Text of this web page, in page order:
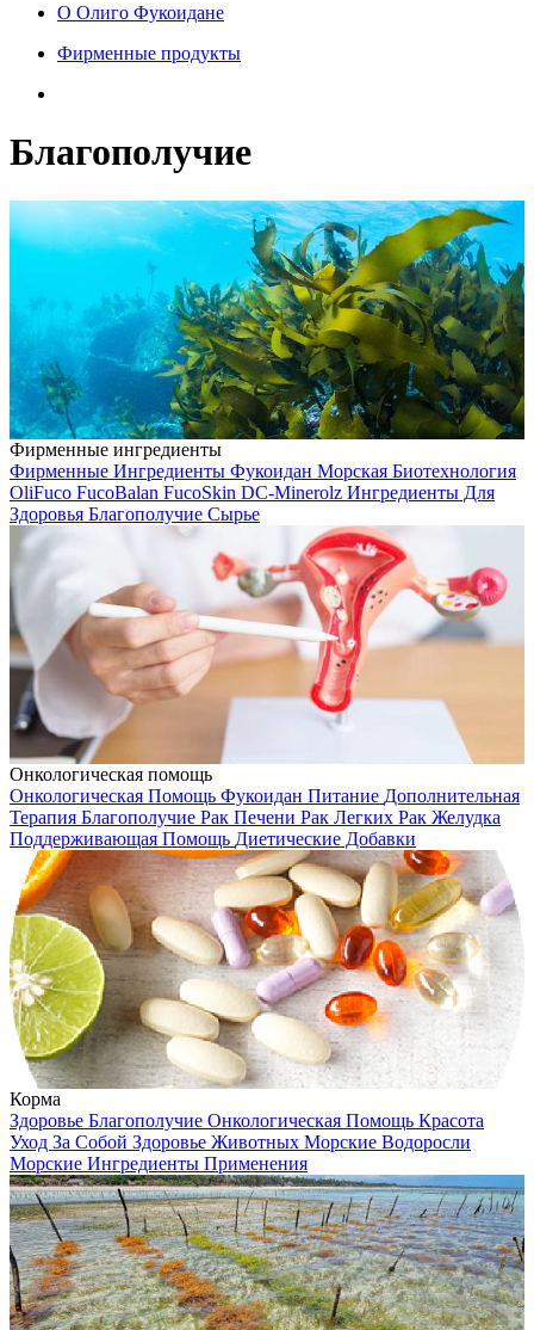
О Олиго Фукоидане
Фирменные продукты
Благополучие
Фирменные ингредиенты
Фирменные Ингредиенты Фукоидан Морская Биотехнология
OliFuco FucoBalan FucoSkin DC-Minerolz Ингредиенты Для
Здоровья Благополучие Сырье
Онкологическая помощь
Онкологическая Помощь Фукоидан Питание Дополнительная
Терапия Благополучие Рак Печени Рак Легких Рак Желудка
Поддерживающая Помощь Диетические Добавки
Корма
Здоровье Благополучие Онкологическая Помощь Красота
Уход За Собой Здоровье Животных Морские Водоросли
Морские Ингредиенты Применения